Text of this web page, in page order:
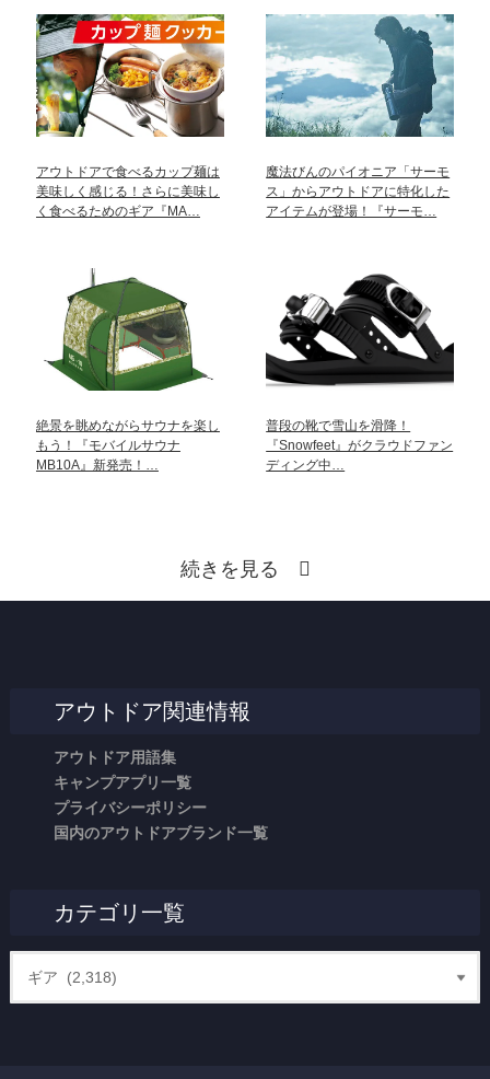
アウトドアで食べるカップ麺は
美味しく感じる！さらに美味し
く食べるためのギア『MA…
魔法びんのパイオニア「サーモ
ス」からアウトドアに特化した
アイテムが登場！『サーモ…
絶景を眺めながらサウナを楽し
もう！『モバイルサウナ
MB10A』新発売！…
普段の靴で雪山を滑降！
『Snowfeet』がクラウドファン
ディング中…
続きを見る
アウトドア関連情報
アウトドア用語集
キャンプアプリ一覧
プライバシーポリシー
国内のアウトドアブランド一覧
カテゴリ一覧